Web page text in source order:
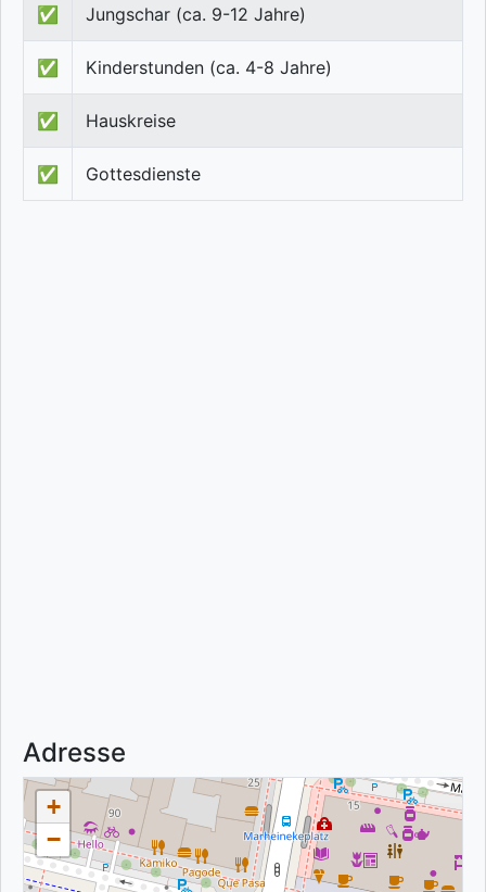
✅ Jungschar (ca. 9-12 Jahre)
✅ Kinderstunden (ca. 4-8 Jahre)
✅ Hauskreise
✅ Gottesdienste
Adresse
+
−